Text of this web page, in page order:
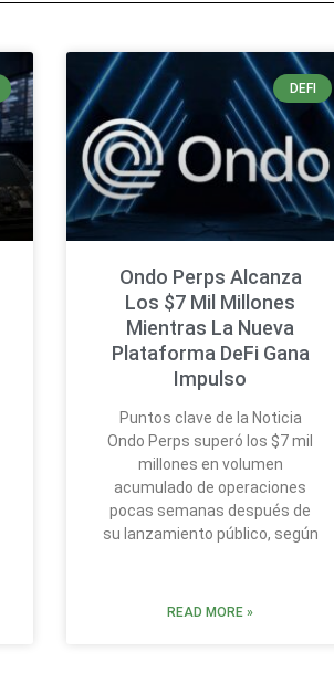
DEFI
Ondo Perps Alcanza
Los $7 Mil Millones
Mientras La Nueva
Plataforma DeFi Gana
Impulso
Puntos clave de la Noticia
Ondo Perps superó los $7 mil
millones en volumen
acumulado de operaciones
pocas semanas después de
su lanzamiento público, según
READ MORE »